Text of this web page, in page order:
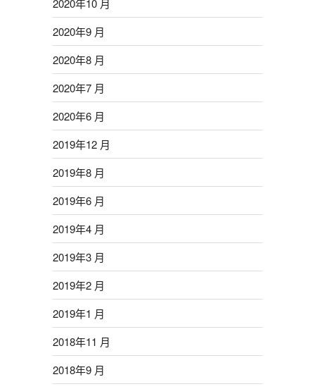
2020年10 月
2020年9 月
2020年8 月
2020年7 月
2020年6 月
2019年12 月
2019年8 月
2019年6 月
2019年4 月
2019年3 月
2019年2 月
2019年1 月
2018年11 月
2018年9 月